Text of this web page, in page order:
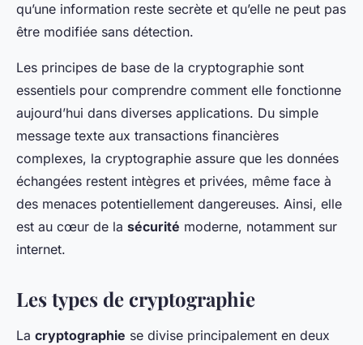
qu’une information reste secrète et qu’elle ne peut pas
être modifiée sans détection.
Les principes de base de la cryptographie sont
essentiels pour comprendre comment elle fonctionne
aujourd’hui dans diverses applications. Du simple
message texte aux transactions financières
complexes, la cryptographie assure que les données
échangées restent intègres et privées, même face à
des menaces potentiellement dangereuses. Ainsi, elle
est au cœur de la sécurité moderne, notamment sur
internet.
Les types de cryptographie
La cryptographie se divise principalement en deux